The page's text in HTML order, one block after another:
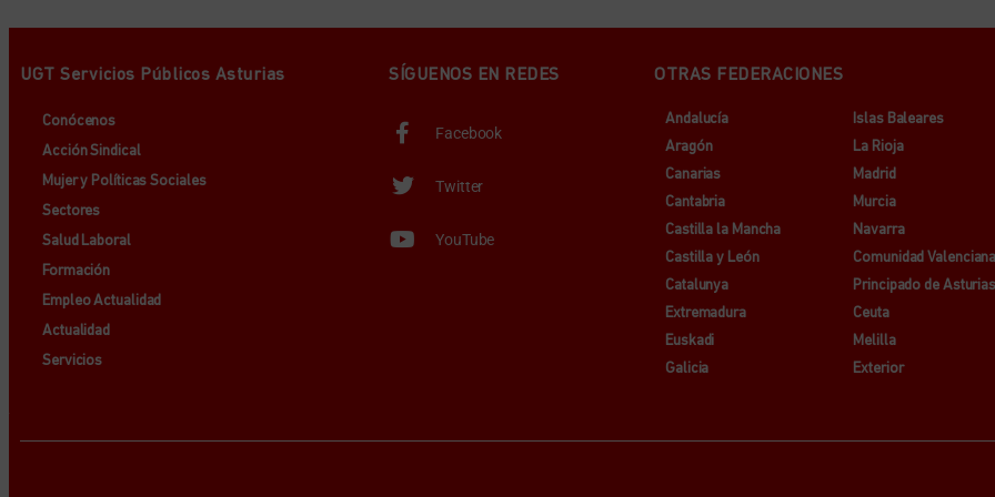
UGT Servicios Públicos Asturias
Conócenos
Acción Sindical
Mujer y Políticas Sociales
Sectores
Salud Laboral
Formación
Empleo Actualidad
Actualidad
Servicios
SÍGUENOS EN REDES
Facebook
Twitter
YouTube
OTRAS FEDERACIONES
Andalucía
Aragón
Canarias
Cantabria
Castilla la Mancha
Castilla y León
Catalunya
Extremadura
Euskadi
Galicia
Islas Baleares
La Rioja
Madrid
Murcia
Navarra
Comunidad
Principado de
Ceuta
Melilla
Exterior